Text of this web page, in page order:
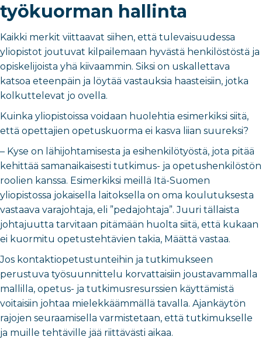
työkuorman hallinta
Kaikki merkit viittaavat siihen, että tulevaisuudessa
yliopistot joutuvat kilpailemaan hyvästä henkilöstöstä ja
opiskelijoista yhä kiivaammin. Siksi on uskallettava
katsoa eteenpäin ja löytää vastauksia haasteisiin, jotka
kolkuttelevat jo ovella.
Kuinka yliopistoissa voidaan huolehtia esimerkiksi siitä,
että opettajien opetuskuorma ei kasva liian suureksi?
– Kyse on lähijohtamisesta ja esihenkilötyöstä, jota pitää
kehittää samanaikaisesti tutkimus- ja opetushenkilöstön
roolien kanssa. Esimerkiksi meillä Itä-Suomen
yliopistossa jokaisella laitoksella on oma koulutuksesta
vastaava varajohtaja, eli ”pedajohtaja”. Juuri tällaista
johtajuutta tarvitaan pitämään huolta siitä, että kukaan
ei kuormitu opetustehtävien takia, Määttä vastaa.
Jos kontaktiopetustunteihin ja tutkimukseen
perustuva työsuunnittelu korvattaisiin joustavammalla
mallilla, opetus- ja tutkimusresurssien käyttämistä
voitaisiin johtaa mielekkäämmällä tavalla. Ajankäytön
rajojen seuraamisella varmistetaan, että tutkimukselle
ja muille tehtäville jää riittävästi aikaa.